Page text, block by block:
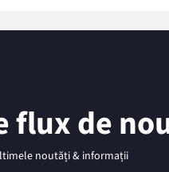
flux de
noutăți & informații